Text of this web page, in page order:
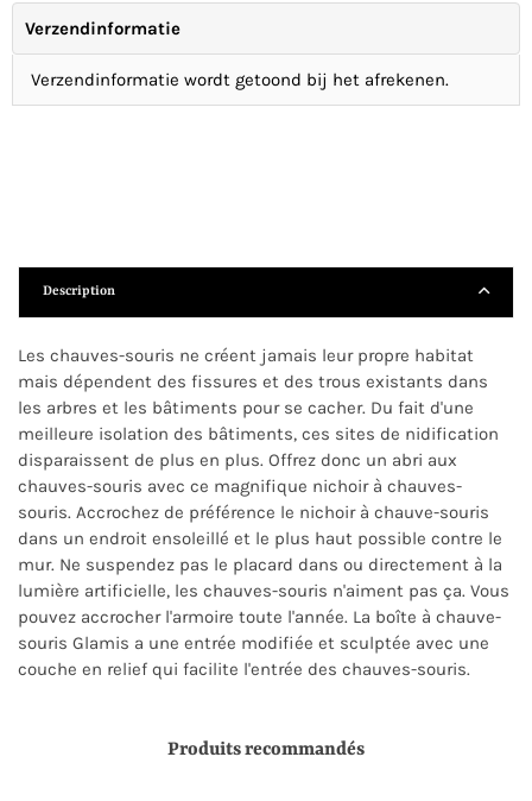
Verzendinformatie
Verzendinformatie wordt getoond bij het afrekenen.
Description
Les chauves-souris ne créent jamais leur propre habitat
mais dépendent des fissures et des trous existants dans
les arbres et les bâtiments pour se cacher. Du fait d'une
meilleure isolation des bâtiments, ces sites de nidification
disparaissent de plus en plus. Offrez donc un abri aux
chauves-souris avec ce magnifique nichoir à chauves-
souris. Accrochez de préférence le nichoir à chauve-souris
dans un endroit ensoleillé et le plus haut possible contre le
mur. Ne suspendez pas le placard dans ou directement à la
lumière artificielle, les chauves-souris n'aiment pas ça. Vous
pouvez accrocher l'armoire toute l'année. La boîte à chauve-
souris Glamis a une entrée modifiée et sculptée avec une
couche en relief qui facilite l'entrée des chauves-souris.
Produits recommandés